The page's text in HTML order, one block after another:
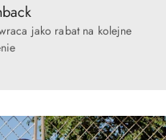
jako rabat na kolejne